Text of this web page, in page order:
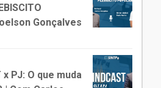
Gonçalves
PJ: O que muda